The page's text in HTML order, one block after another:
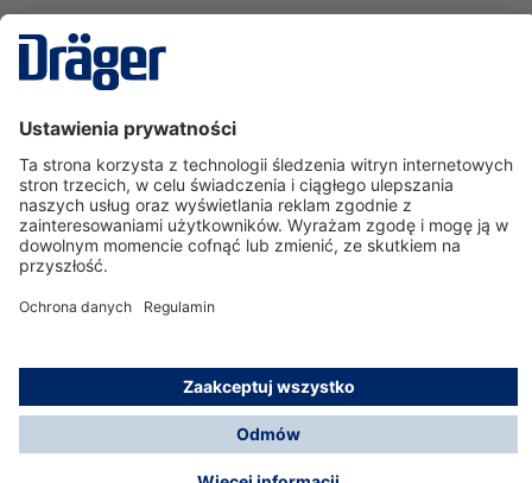
Serwisowa linia hotline
O nas
Korzystanie ze sklepu
© Dräger Polska Sp. z o.o., 2025
*Wszystkie ceny bez VAT, na warunkach opisanych w